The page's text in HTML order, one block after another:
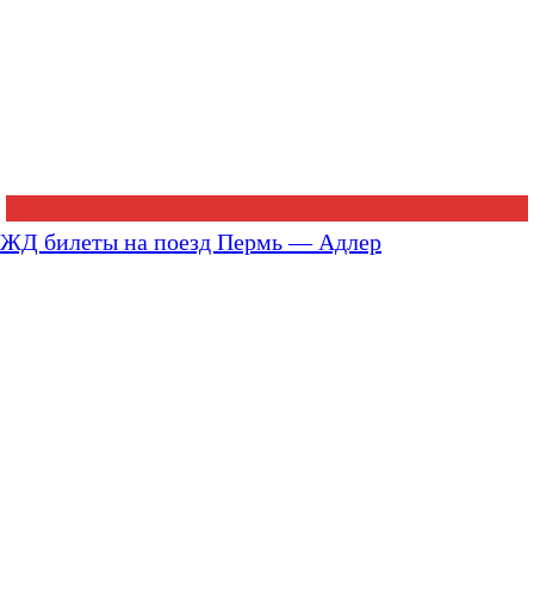
ЖД билеты на поезд Пермь — Адлер